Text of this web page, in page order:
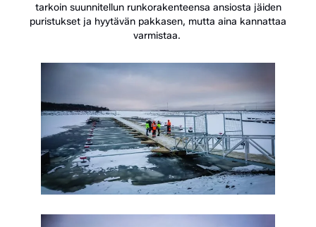
tarkoin suunnitellun runkorakenteensa ansiosta jäiden
puristukset ja hyytävän pakkasen, mutta aina kannattaa
varmistaa.